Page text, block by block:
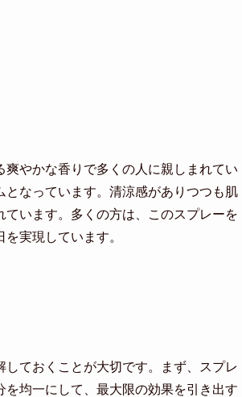
爽やかな香りで多くの人に親しまれてい
なっています。清涼感がありつつも肌
います。多くの方は、このスプレーを
実現しています。
ておくことが大切です。まず、スプレ
均一にして、最大限の効果を引き出す